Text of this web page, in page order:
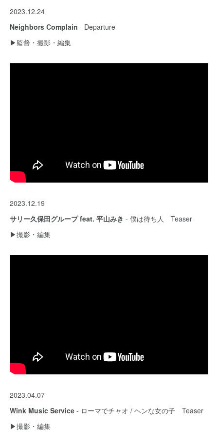
2023.12.24
Neighbors Complain - Departure
▶︎監督・撮影・編集
2023.12.19
サリー久保田グループ feat. 平山みき - 僕は待ち人 Teaser
▶︎撮影・編集
2023.04.07
Wink Music Service - ローマでチャオ / ヘンな女の子 Teaser
▶︎撮影・編集